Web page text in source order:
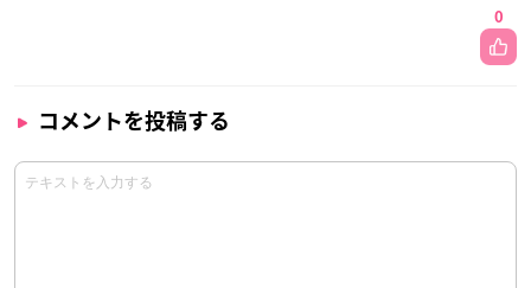
0
コメントを投稿する